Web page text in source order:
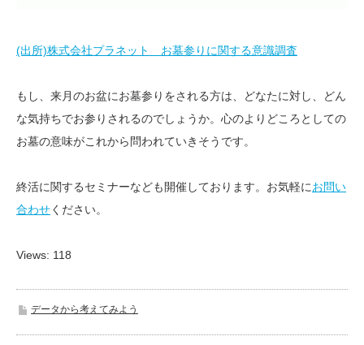
(出所)株式会社プラネット お墓参りに関する意識調査
もし、来月のお盆にお墓参りをされる方は、どなたに対し、どん
な気持ちでお参りされるのでしょうか。心のよりどころとしての
お墓の意味がこれから問われていきそうです。
終活に関するセミナーなども開催しております。お気軽にお問い
合わせください。
Views: 118
データから考えてみよう